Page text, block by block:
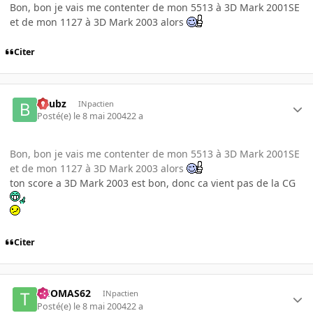
Bon, bon je vais me contenter de mon 5513 à 3D Mark 2001SE
et de mon 1127 à 3D Mark 2003 alors
Citer
beubz INpactien
Posté(e) le 8 mai 200422 a
Bon, bon je vais me contenter de mon 5513 à 3D Mark 2001SE
et de mon 1127 à 3D Mark 2003 alors
ton score a 3D Mark 2003 est bon, donc ca vient pas de la CG
Citer
THOMAS62 INpactien
Posté(e) le 8 mai 200422 a